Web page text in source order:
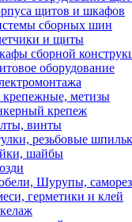
щитов и шкафов
сборных шин
и щиты
сборной
оборудование
крепежные, метизы
крепеж
винты
резьбовые
шайбы
Шурупы,
герметики и клей